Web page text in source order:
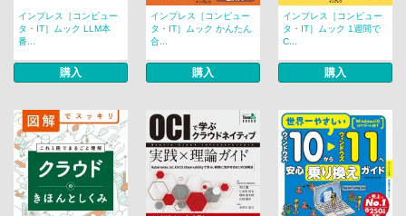
インプレス［コンピュー
タ・IT］ムック LLM本
番...
購入
インプレス［コンピュー
タ・IT］ムック かんたん
合...
購入
インプレス［コンピュー
タ・IT］ムック 1週間で
C...
購入